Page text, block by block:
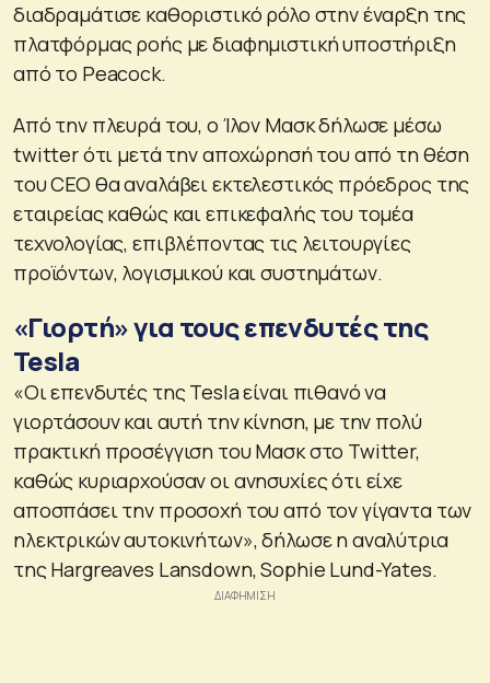
διαδραμάτισε καθοριστικό ρόλο στην έναρξη της
πλατφόρμας ροής με διαφημιστική υποστήριξη
από το Peacock.
Από την πλευρά του, ο Ίλον Μασκ δήλωσε μέσω
twitter ότι μετά την αποχώρησή του από τη θέση
του CEO θα αναλάβει εκτελεστικός πρόεδρος της
εταιρείας καθώς και επικεφαλής του τομέα
τεχνολογίας, επιβλέποντας τις λειτουργίες
προϊόντων, λογισμικού και συστημάτων.
«Γιορτή» για τους επενδυτές της
Tesla
«Οι επενδυτές της Tesla είναι πιθανό να
γιορτάσουν και αυτή την κίνηση, με την πολύ
πρακτική προσέγγιση του Μασκ στο Twitter,
καθώς κυριαρχούσαν οι ανησυχίες ότι είχε
αποσπάσει την προσοχή του από τον γίγαντα των
ηλεκτρικών αυτοκινήτων», δήλωσε η αναλύτρια
της Hargreaves Lansdown, Sophie Lund-Yates.